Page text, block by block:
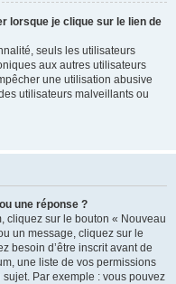
lorsque je clique sur le lien de
seuls les utilisateurs
aux autres utilisateurs
une utilisation abusive
utilisateurs malveillants ou
une réponse ?
cliquez sur le bouton « Nouveau
un message, cliquez sur le
besoin d’être inscrit avant de
une liste de vos permissions
Par exemple : vous pouvez